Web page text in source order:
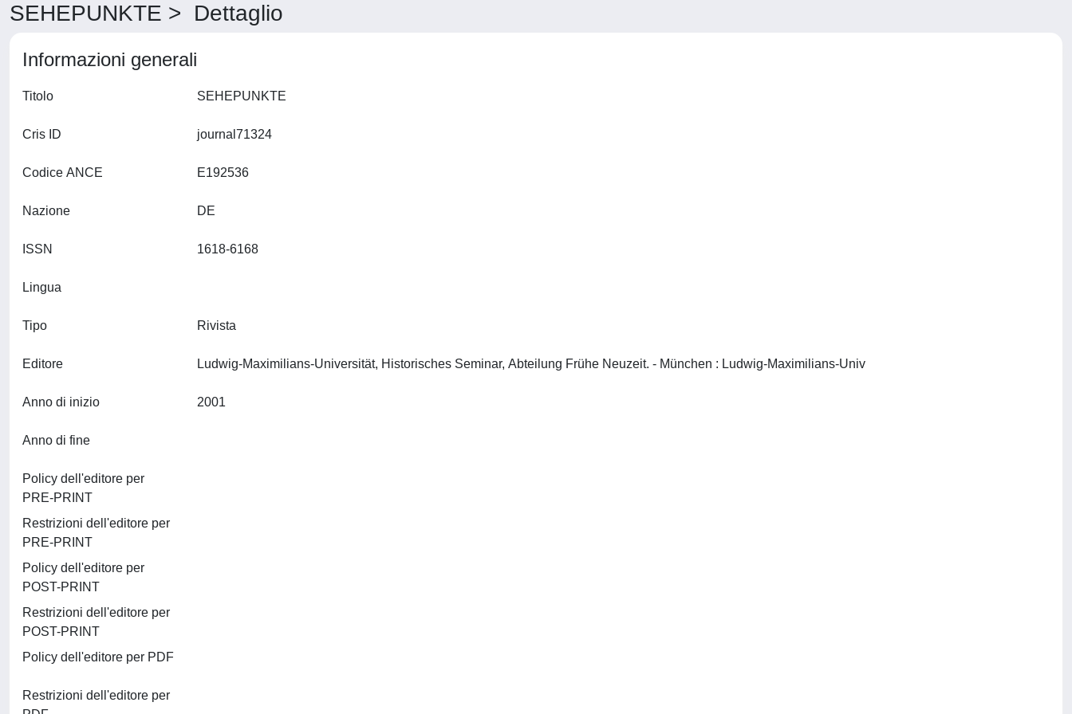
SEHEPUNKTE > Dettaglio
Informazioni generali
Titolo
Cris ID
Codice ANCE
Nazione
ISSN
Lingua
Tipo Rivista
Editore
Anno di inizio
Anno di fine
Policy dell'editore per
PRE-PRINT
Restrizioni dell'editore per
PRE-PRINT
Policy dell'editore per
POST-PRINT
Restrizioni dell'editore per
POST-PRINT
Policy dell'editore per PDF
Restrizioni dell'editore per